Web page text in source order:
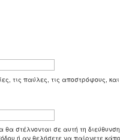
τις παύλες, τις αποστρόφους,
στέλνονται σε αυτή τη
ή αν θελήσετε να παίρνετε